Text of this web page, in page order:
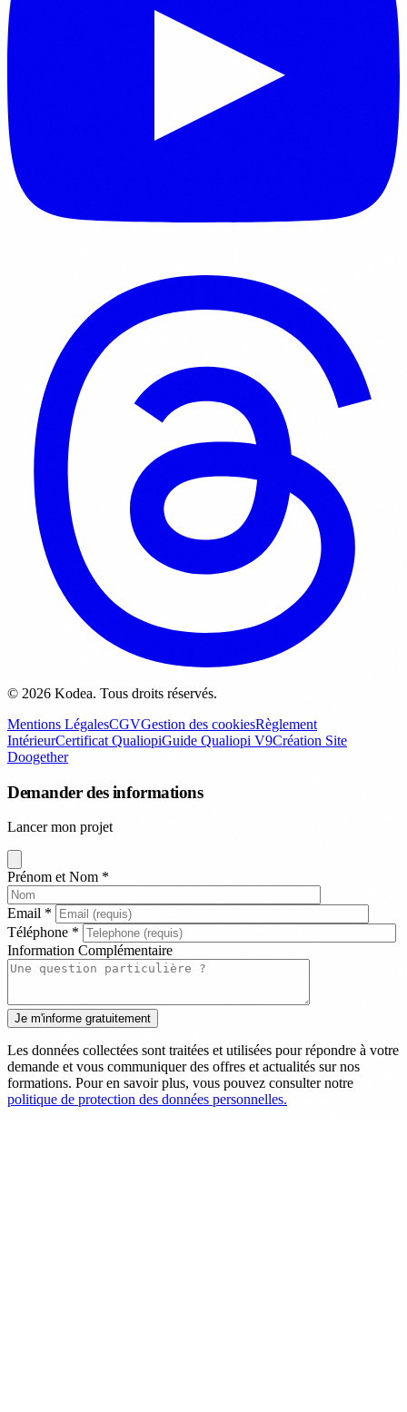
© 2026 Kodea. Tous droits réservés.
Mentions LégalesCGVGestion des cookiesRèglement
IntérieurCertificat QualiopiGuide Qualiopi V9Création Site
Doogether
Demander des informations
Lancer mon projet
Prénom et Nom *
Email *
Téléphone *
Information Complémentaire
Les données collectées sont traitées et utilisées pour répondre à votre
demande et vous communiquer des offres et actualités sur nos
formations. Pour en savoir plus, vous pouvez consulter notre
politique de protection des données personnelles.